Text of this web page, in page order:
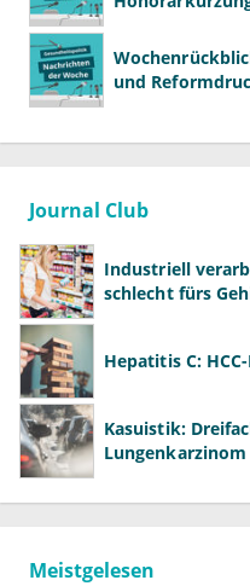
und
Journal Club
Industriell
schlecht fürs
Hepatitis C:
Kasuistik:
Meistgelesen